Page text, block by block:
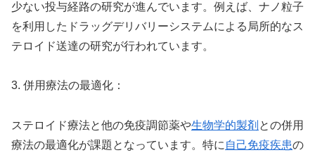
少ない投与経路の研究が進んでいます。例えば、ナノ粒子
を利用したドラッグデリバリーシステムによる局所的なス
テロイド送達の研究が行われています。
3. 併用療法の最適化：
ステロイド療法と他の免疫調節薬や生物学的製剤 との併用
療法の最適化が課題となっています。特に 自己免疫疾患の